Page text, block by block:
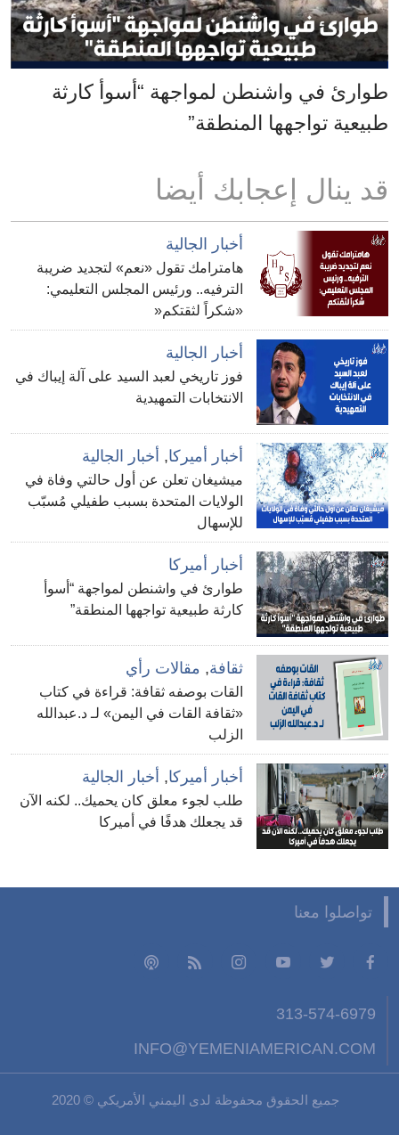
طوارئ في واشنطن لمواجهة “أسوأ كارثة
طبيعية تواجهها المنطقة”
قد ينال إعجابك أيضا
أخبار الجالية
هامترامك تقول «نعم» لتجديد ضريبة
الترفيه.. ورئيس المجلس التعليمي:
«شكراً لثقتكم«
أخبار الجالية
فوز تاريخي لعبد السيد على آلة إيباك في
الانتخابات التمهيدية
أخبار أميركا, أخبار الجالية
ميشيغان تعلن عن أول حالتي وفاة في
الولايات المتحدة بسبب طفيلي مُسبّب
للإسهال
أخبار أميركا
طوارئ في واشنطن لمواجهة “أسوأ
كارثة طبيعية تواجهها المنطقة”
ثقافة, مقالات رأي
القات بوصفه ثقافة: قراءة في كتاب
«ثقافة القات في اليمن» لـ د.عبدالله
الزلب
أخبار أميركا, أخبار الجالية
طلب لجوء معلق كان يحميك.. لكنه الآن
قد يجعلك هدفًا في أميركا
تواصلوا معنا
313-574-6979
INFO@YEMENIAMERICAN.COM
جميع الحقوق محفوظة لدى اليمني الأمريكي © 2020